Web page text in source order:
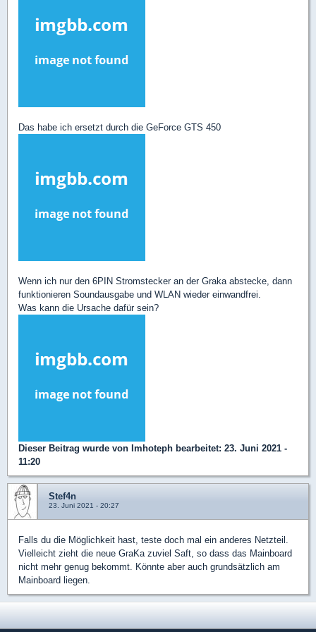
Das habe ich ersetzt durch die GeForce GTS 450
Wenn ich nur den 6PIN Stromstecker an der Graka abstecke, dann
funktionieren Soundausgabe und WLAN wieder einwandfrei.
Was kann die Ursache dafür sein?
Dieser Beitrag wurde von Imhoteph bearbeitet: 23. Juni 2021 -
11:20
Stef4n
23. Juni 2021 - 20:27
Falls du die Möglichkeit hast, teste doch mal ein anderes Netzteil.
Vielleicht zieht die neue GraKa zuviel Saft, so dass das Mainboard
nicht mehr genug bekommt. Könnte aber auch grundsätzlich am
Mainboard liegen.